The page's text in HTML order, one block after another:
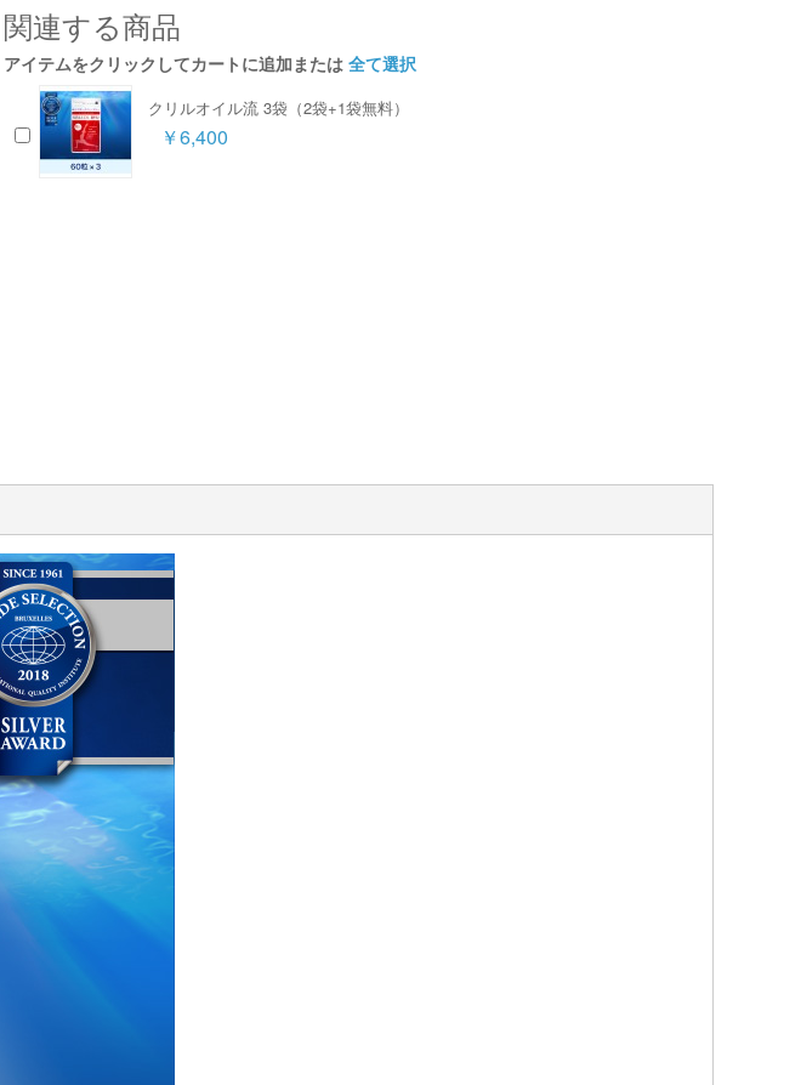
関連する商品
アイテムをクリックしてカートに追加または 全て選択
クリルオイル流 3袋（2袋+1袋無料）
￥6,400